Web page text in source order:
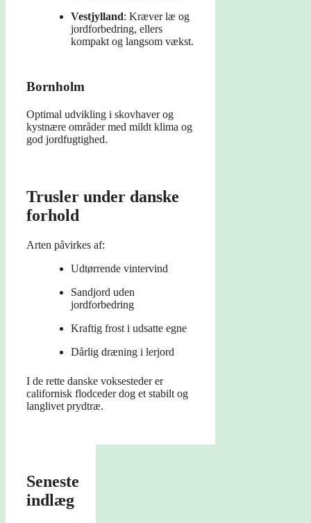
Vestjylland: Kræver læ og
jordforbedring, ellers
kompakt og langsom vækst.
Bornholm
Optimal udvikling i skovhaver og
kystnære områder med mildt klima og
god jordfugtighed.
Trusler under danske
forhold
Arten påvirkes af:
Udtørrende vintervind
Sandjord uden
jordforbedring
Kraftig frost i udsatte egne
Dårlig dræning i lerjord
I de rette danske voksesteder er
californisk flodceder dog et stabilt og
langlivet prydtræ.
Seneste
indlæg